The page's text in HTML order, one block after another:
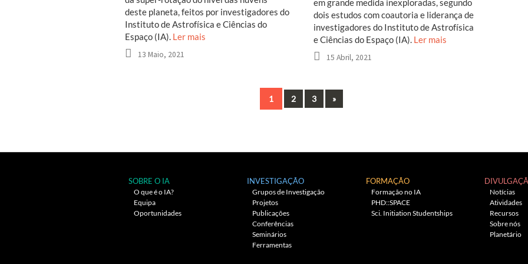
deste planeta, feitos por investigadores do
Instituto de Astrofísica e Ciências do
Espaço (IA). Ler mais
13 Maio, 2021
em grande medida inexploradas, segundo
dois estudos com coautoria e liderança de
investigadores do Instituto de Astrofísica
e Ciências do Espaço (IA). Ler mais
15 Abril, 2021
1 2 3 Next
»
SOBRE O IA
O que é o IA?
Equipa
Oportunidades
INVESTIGAÇÃO
Grupos de Investigação
Projetos
Publicações
Conferências
Seminários
Ferramentas
FORMAÇÃO
Formação no IA
PHD::SPACE
Sci. Initiation Studentships
Notícias
Atividades
Recursos
Sobre nós
Planetário